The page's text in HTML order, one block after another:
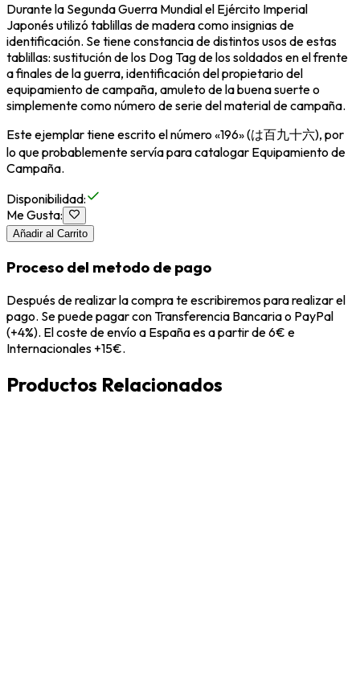
Durante la Segunda Guerra Mundial el Ejército Imperial
Japonés utilizó tablillas de madera como insignias de
identificación. Se tiene constancia de distintos usos de estas
tablillas: sustitución de los Dog Tag de los soldados en el frente
a finales de la guerra, identificación del propietario del
equipamiento de campaña, amuleto de la buena suerte o
simplemente como número de serie del material de campaña.
Este ejemplar tiene escrito el número «196» (は百九十六), por
lo que probablemente servía para catalogar Equipamiento de
Campaña.
Disponibilidad:
Me Gusta:
Añadir al Carrito
Proceso del metodo de pago
Después de realizar la compra te escribiremos para realizar el
pago. Se puede pagar con Transferencia Bancaria o PayPal
(+4%). El coste de envío a España es a partir de 6€ e
Internacionales +15€.
Productos Relacionados